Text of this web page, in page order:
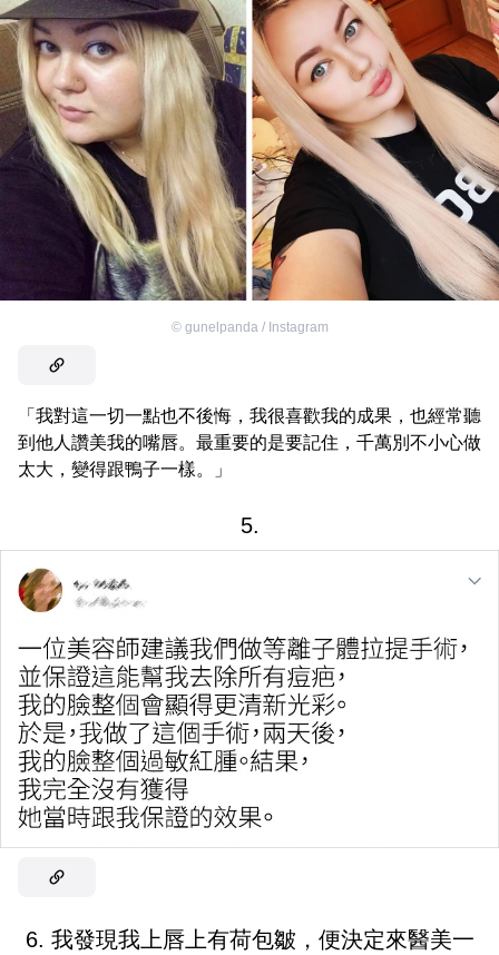
© gunelpanda / Instagram
「我對這一切一點也不後悔，我很喜歡我的成果，也經常聽
到他人讚美我的嘴唇。最重要的是要記住，千萬別不小心做
太大，變得跟鴨子一樣。」
5.
6. 我發現我上唇上有荷包皺，便決定來醫美一